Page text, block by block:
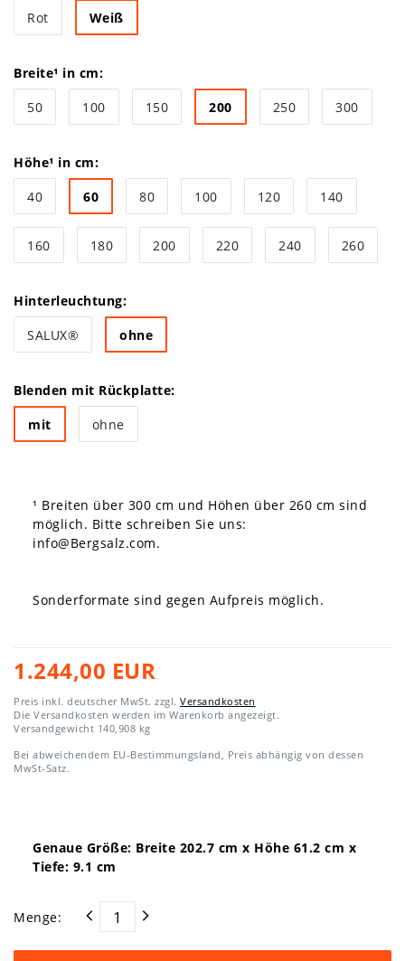
Rot
Weiß
Breite¹ in cm:
50
100 150 200 250 300
Höhe¹ in cm:
40
60 80 100 120 140
160 180 200 220 240 260
Hinterleuchtung:
SALUX®
ohne
Blenden mit Rückplatte:
mit
ohne
¹ Breiten über 300 cm und Höhen über 260 cm sind
möglich. Bitte schreiben Sie uns:
info@Bergsalz.com.
Sonderformate sind gegen Aufpreis möglich.
1.244,00 EUR
Preis inkl. deutscher MwSt. zzgl. Versandkosten
Die Versandkosten werden im Warenkorb angezeigt.
Versandgewicht 140,908 kg
Bei abweichendem EU-Bestimmungsland, Preis abhängig von dessen
MwSt-Satz.
Genaue Größe: Breite 202.7 cm x Höhe 61.2 cm x
Tiefe: 9.1 cm
Menge: